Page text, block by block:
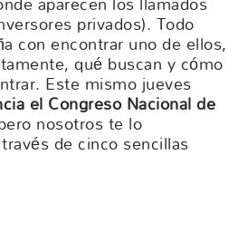
privados). Todo
con encontrar uno de ellos,
qué buscan y cómo
Este mismo jueves
el Congreso Nacional de
nosotros te lo
de cinco sencillas